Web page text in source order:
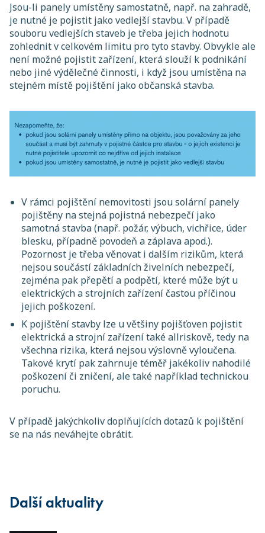
Jsou-li panely umístěny samostatně, např. na zahradě,
je nutné je pojistit jako vedlejší stavbu. V případě
souboru vedlejších staveb je třeba jejich hodnotu
zohlednit v celkovém limitu pro tyto stavby. Obvykle ale
není možné pojistit zařízení, která slouží k podnikání
nebo jiné výdělečné činnosti, i když jsou umístěna na
stejném místě pojištění jako občanská stavba.
V rámci pojištění nemovitosti jsou solární panely
pojištěny na stejná pojistná nebezpečí jako
samotná stavba (např. požár, výbuch, vichřice, úder
blesku, případně povodeň a záplava apod.).
Pozornost je třeba věnovat i dalším rizikům, která
nejsou součástí základních živelních nebezpečí,
zejména pak přepětí a podpětí, které může být u
elektrických a strojních zařízení častou příčinou
jejich poškození.
K pojištění stavby lze u většiny pojišťoven pojistit
elektrická a strojní zařízení také allriskově, tedy na
všechna rizika, která nejsou výslovně vyloučena.
Takové krytí pak zahrnuje téměř jakékoliv nahodilé
poškození či zničení, ale také například technickou
poruchu.
V případě jakýchkoliv doplňujících dotazů k pojištění
se na nás neváhejte obrátit.
Další aktuality